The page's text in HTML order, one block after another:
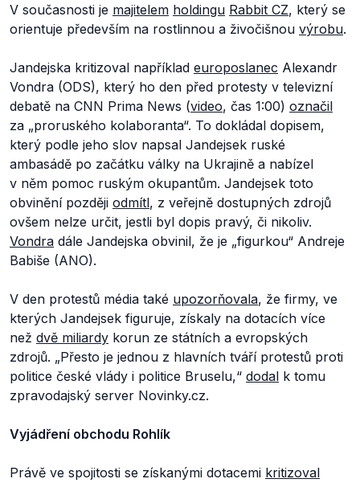
V současnosti je majitelem holdingu Rabbit CZ, který se
orientuje především na rostlinnou a živočišnou výrobu.
Jandejska kritizoval například europoslanec Alexandr
Vondra (ODS), který ho den před protesty v televizní
debatě na CNN Prima News (video, čas 1:00) označil
za „proruského kolaboranta“. To dokládal dopisem,
který podle jeho slov napsal Jandejsek ruské
ambasádě po začátku války na Ukrajině a nabízel
v něm pomoc ruským okupantům. Jandejsek toto
obvinění později odmítl, z veřejně dostupných zdrojů
ovšem nelze určit, jestli byl dopis pravý, či nikoliv.
Vondra dále Jandejska obvinil, že je „figurkou“ Andreje
Babiše (ANO).
V den protestů média také upozorňovala, že firmy, ve
kterých Jandejsek figuruje, získaly na dotacích více
než dvě miliardy korun ze státních a evropských
zdrojů. „Přesto je jednou z hlavních tváří protestů proti
politice české vlády i politice Bruselu,“ dodal k tomu
zpravodajský server Novinky.cz.
Vyjádření obchodu Rohlík
Právě ve spojitosti se získanými dotacemi kritizoval